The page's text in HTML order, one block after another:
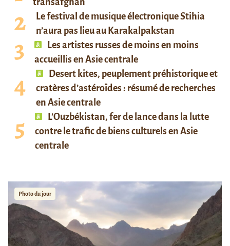
Le festival de musique électronique Stihia
n’aura pas lieu au Karakalpakstan
Les artistes russes de moins en moins
accueillis en Asie centrale
Desert kites, peuplement préhistorique et
cratères d’astéroïdes : résumé de recherches
en Asie centrale
L’Ouzbékistan, fer de lance dans la lutte
contre le trafic de biens culturels en Asie
centrale
Photo du jour